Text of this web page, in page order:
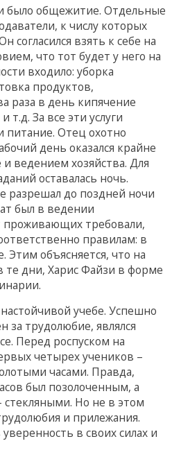
было общежитие. Отдельные
к числу которых
согласился взять к себе на
что тот будет у него на
входило: уборка
продуктов,
раза в день кипячение
За все эти услуги
питание. Отец охотно
день оказался крайне
ведением хозяйства. Для
оставалась ночь.
разрешал до поздней ночи
был в ведении
проживающих требовали,
правилам: в
Этим объясняется, что на
те дни, Харис Файзи в форме
учебе. Успешно
за трудолюбие, являлся
Перед роспуском на
четырех учеников –
часами. Правда,
был позолоченным, а
Но не в этом
и прилежания.
в своих силах и